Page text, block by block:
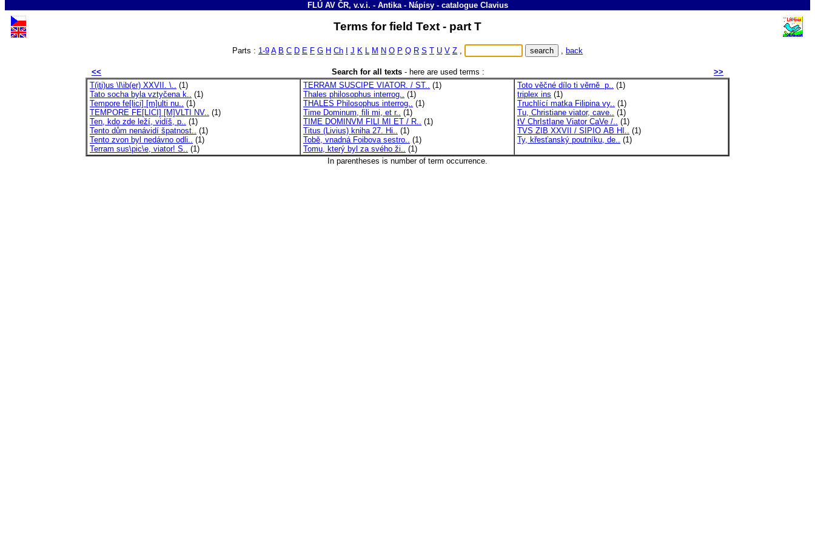
FLÚ AV ČR, v.v.i. - Antika - Nápisy- catalogue Clavius
Terms for field Text - part T
Parts : 1-9 A B C D E F G H Ch J K L M N O P Q R S T U V Z , , back
<< Search for all texts- here are used terms :
>>
T(iti)us \l\ib(er) XXVII. \.. (1)
Tato socha byla vztyčena k.. (1)
Tempore fe[lici] [m]ulti nu.. (1)
TEMPORE FE[LICI] [M]VLTI NV.. (1)
Ten, kdo zde leží, vidíš, p.. (1)
Tento dům nenávidí špatnost.. (1)
Tento zvon byl nedávno odli.. (1)
Terram sus\pic\e, viator! S.. (1)
TERRAM SUSCIPE VIATOR. / ST.. (1)
Thales philosophus interrog.. (1)
THALES Philosophus interrog.. (1)
Time Dominum, fili mi, et r.. (1)
TIME DOMINVM FILI MI ET / R.. (1)
Titus (Livius) kniha 27. Hi.. (1)
Tobě, vnadná Foibova sestro.. (1)
Tomu, který byl za svého ži.. (1)
Toto věčné dílo ti věrně p.. (1)
triplex ins (1)
Truchlící matka Filipina vy.. (1)
Tu, Christiane viator, cave.. (1)
tV ChrIstIane Viator CaVe /.. (1)
TVS ZIB XXVII / SIPIO AB HI.. (1)
Ty, křesťanský poutníku, de.. (1)
In parentheses is number of term occurrence.